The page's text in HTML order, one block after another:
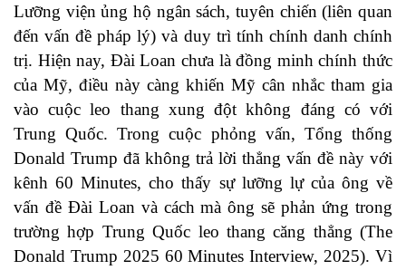
Lưỡng viện ủng hộ ngân sách, tuyên chiến (liên quan
đến vấn đề pháp lý) và duy trì tính chính danh chính
trị. Hiện nay, Đài Loan chưa là đồng minh chính thức
của Mỹ, điều này càng khiến Mỹ cân nhắc tham gia
vào cuộc leo thang xung đột không đáng có với
Trung Quốc. Trong cuộc phỏng vấn, Tổng thống
Donald Trump đã không trả lời thẳng vấn đề này với
kênh 60 Minutes, cho thấy sự lưỡng lự của ông về
vấn đề Đài Loan và cách mà ông sẽ phản ứng trong
trường hợp Trung Quốc leo thang căng thẳng (The
Donald Trump 2025 60 Minutes Interview, 2025). Vì